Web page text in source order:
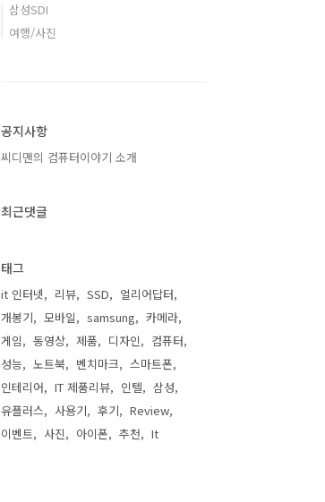
삼성SDI
여행/사진
공지사항
씨디맨의 컴퓨터이야기 소개
최근댓글
태그
it 인터넷 리뷰 SSD
얼리어답터
개봉기
모바일 samsung
카메라
게임
동영상 제품 디자인
컴퓨터
성능
노트북 벤치마크
스마트폰
인테리어
IT 제품리뷰 인텔
삼성
유플러스
사용기 후기
Review
이벤트
사진 아이폰 추천 It